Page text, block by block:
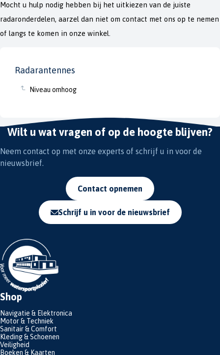
Radarantennes
Niveau omhoog
Mocht u hulp nodig hebben bij het uitkiezen van de juiste
radaronderdelen, aarzel dan niet om contact met ons op te nemen
of langs te komen in onze winkel.
Wilt u wat vragen of op de hoogte blijven?
Neem contact op met onze experts of schrijf u in voor de
nieuwsbrief.
Contact opnemen
Schrijf u in voor de nieuwsbrief
Shop
Navigatie & Elektronica
Motor & Techniek
Sanitair & Comfort
Kleding & Schoenen
Veiligheid
Boeken & Kaarten